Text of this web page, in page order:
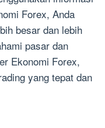
Forex, Anda
besar dan lebih
pasar dan
Ekonomi Forex,
yang tepat dan